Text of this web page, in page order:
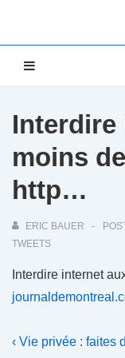
Interdire
moins
http…
ERIC BAUER
TWEETS
Interdire internet
Navigation
Previous
‹ Vie privée : faites